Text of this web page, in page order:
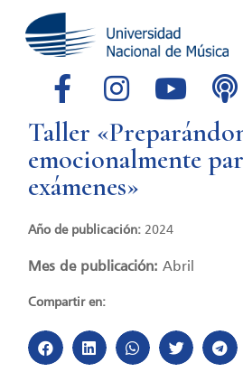
Taller
emocionalmente
exámenes»
Año de publicación: 2024
Mes de publicación:Abril
Compartir en: